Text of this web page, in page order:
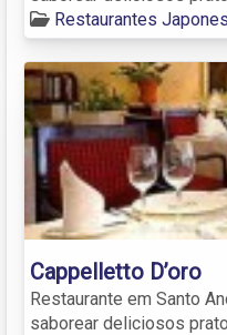
Restaurantes
Cappelletto D’oro
Restaurante em Santo
saborear deliciosos